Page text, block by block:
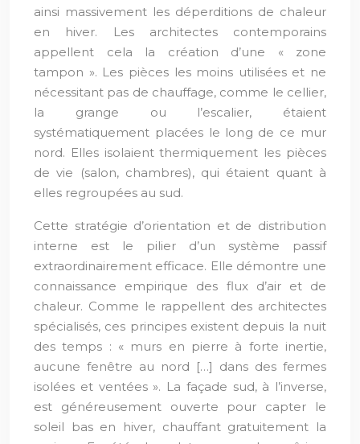
ainsi massivement les déperditions de chaleur
en hiver. Les architectes contemporains
appellent cela la création d’une « zone
tampon ». Les pièces les moins utilisées et ne
nécessitant pas de chauffage, comme le cellier,
la grange ou l’escalier, étaient
systématiquement placées le long de ce mur
nord. Elles isolaient thermiquement les pièces
de vie (salon, chambres), qui étaient quant à
elles regroupées au sud.
Cette stratégie d’orientation et de distribution
interne est le pilier d’un système passif
extraordinairement efficace. Elle démontre une
connaissance empirique des flux d’air et de
chaleur. Comme le rappellent des architectes
spécialisés, ces principes existent depuis la nuit
des temps : « murs en pierre à forte inertie,
aucune fenêtre au nord […] dans des fermes
isolées et ventées ». La façade sud, à l’inverse,
est généreusement ouverte pour capter le
soleil bas en hiver, chauffant gratuitement la